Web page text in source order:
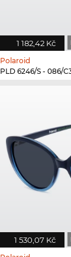
1 182,42 Kč
Polaroid
PLD 6246/S - 086/
1 530,07 Kč